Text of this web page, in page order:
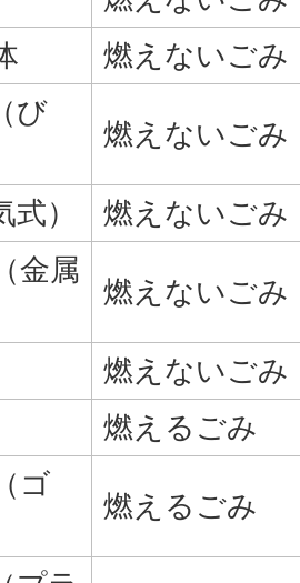
燃えないごみ
び
燃えないごみ
）
燃えないごみ
金属
燃えないごみ
燃えないごみ
燃えるごみ
ゴ
燃えるごみ